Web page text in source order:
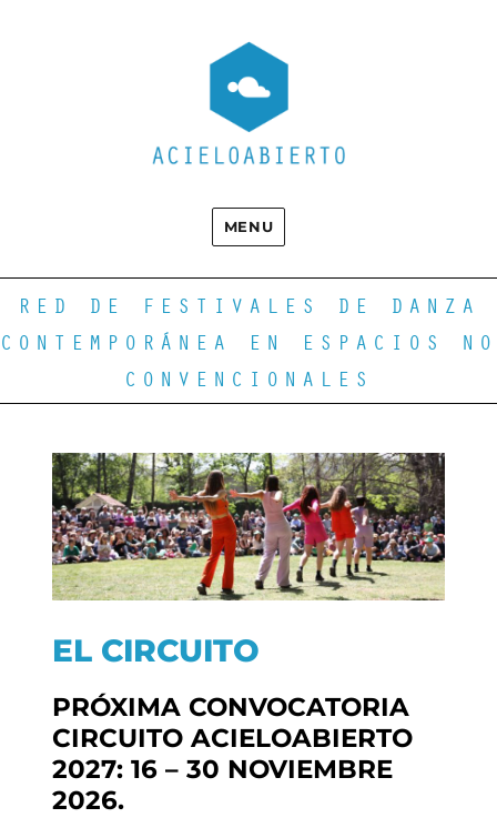
MENU
RED DE FESTIVALES DE DANZA
CONTEMPORÁNEA EN ESPACIOS NO
CONVENCIONALES
EL CIRCUITO
PRÓXIMA CONVOCATORIA
CIRCUITO ACIELOABIERTO
2027: 16 – 30 NOVIEMBRE
2026.